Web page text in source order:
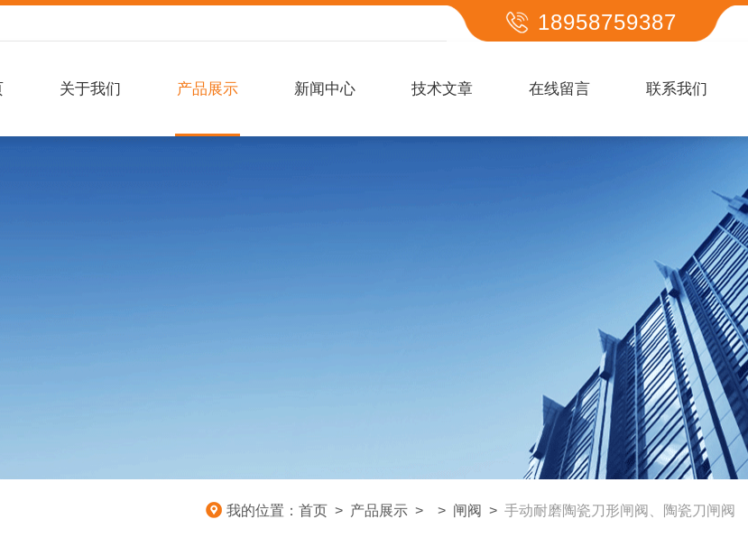
18958759387
关于我们 产品展示 新闻中心 技术文章 在线留言 联系我们
我的位置： 首页 > 产品展示 > > 闸阀 > 手动耐磨陶瓷刀形闸阀、陶瓷刀闸阀